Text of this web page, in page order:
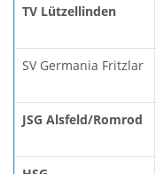
TV Lützellinden
SV Germania Fritzlar
JSG Alsfeld/Romrod